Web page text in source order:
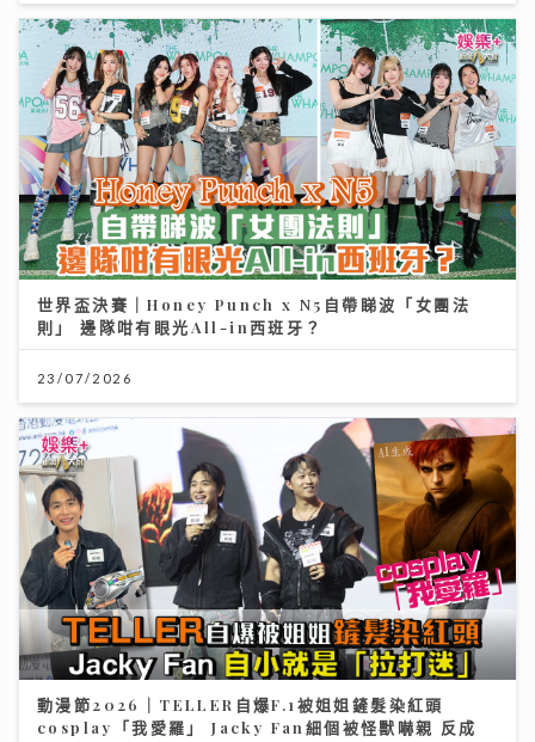
世界盃決賽｜Honey Punch x N5自帶睇波「女團法
則」 邊隊咁有眼光All-in西班牙？
23/07/2026
動漫節2026｜TELLER自爆F.1被姐姐鏟髮染紅頭
cosplay「我愛羅」 Jacky Fan細個被怪獸嚇親 反成